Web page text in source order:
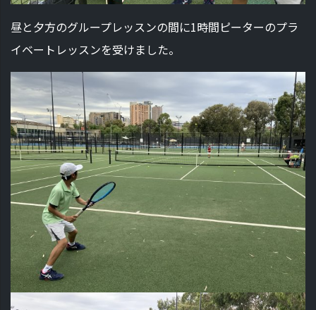
昼と夕方のグループレッスンの間に1時間ピーターのプラ
イベートレッスンを受けました。